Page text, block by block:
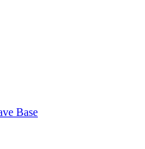
Base